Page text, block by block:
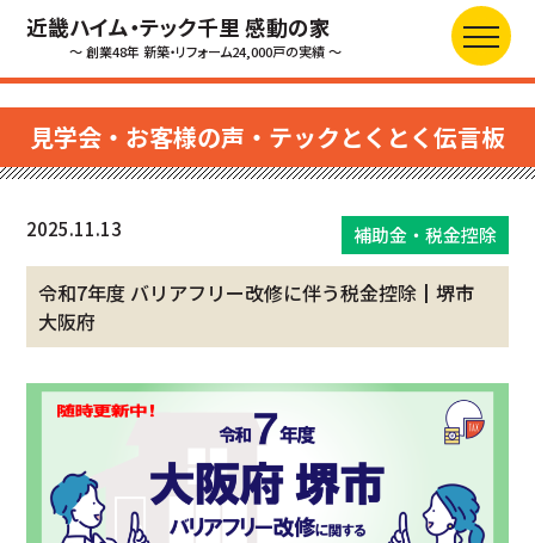
近畿ハイム・テック千里 感動の家
～ 創業48年 新築・リフォーム24,000戸の実績 ～
見学会・お客様の声・テックとくとく伝言板
2025.11.13 補助金・税金控除
令和7年度 バリアフリー改修に伴う税金控除┃堺市
大阪府